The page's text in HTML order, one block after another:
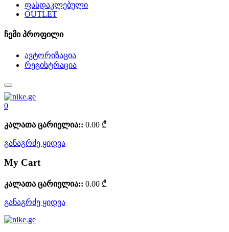
ფასდაკლებული
OUTLET
ჩემი პროფილი
ავტორიზაცია
რეგისტრაცია
0
კალათა ცარიელია:: 0.00 ₾
განაგრძე ყიდვა
My Cart
კალათა ცარიელია:: 0.00 ₾
განაგრძე ყიდვა